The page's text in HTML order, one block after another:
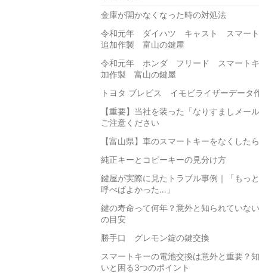
金庫が開かなくなった時の対処法
令和元年 ダイハツ キャスト スマー
追加作製 富山の鍵屋
令和元年 ホンダ フリード スマートキ
加作製 富山の鍵屋
トヨタ ブレビス イモビライザーデータ
【重要】当社を装った「なりすましメー
ご注意ください
【富山県】車のスマートキーをなくした
純正キーとコピーキーの見分け方
鍵屋が実際に見たトラブル事例｜「もっと
呼べばよかった…」
鍵の寿命って何年？意外と知られていな
の目安
勝手口 グレモン錠の鍵交換
スマートキーの電池交換は意外と重要？
いと困る3つのポイント